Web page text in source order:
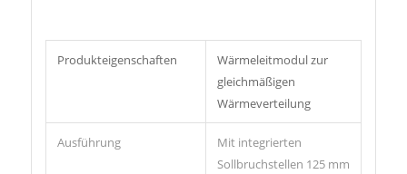
Produkteigenschaften
Wärmeleitmodul zur
gleichmäßigen
Wärmeverteilung
Ausführung
Mit integrierten
Sollbruchstellen 125 mm